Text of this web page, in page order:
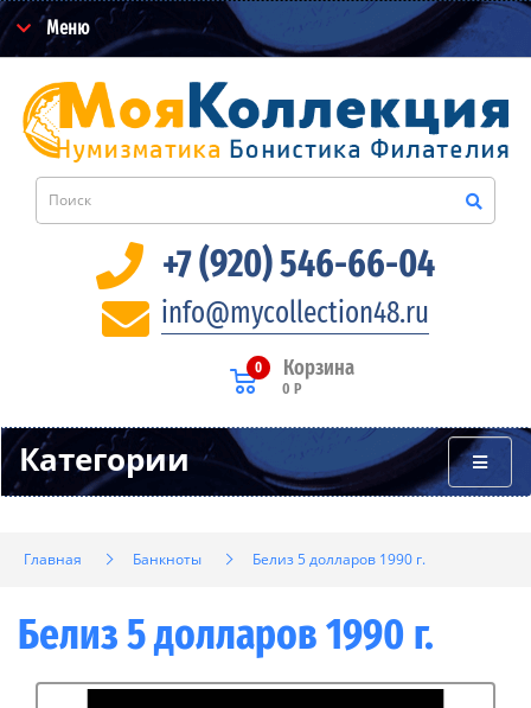
Меню
+7 (920) 546-66-04
info@mycollection48.ru
Корзина
0
0 Р
Категории
Главная Банкноты Белиз 5 долларов 1990 г.
Белиз 5 долларов 1990 г.